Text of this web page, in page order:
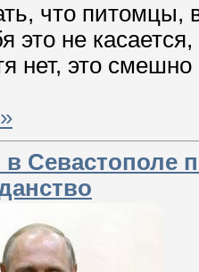
что питомцы,
это не
нет, это